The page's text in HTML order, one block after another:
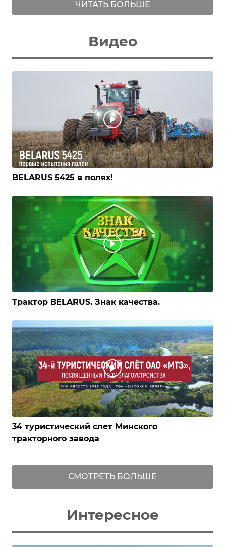
ЧИТАТЬ БОЛЬШЕ
Видео
BELARUS 5425 в полях!
Трактор BELARUS. Знак качества.
34 туристический слет Минского
тракторного завода
СМОТРЕТЬ БОЛЬШЕ
Интересное